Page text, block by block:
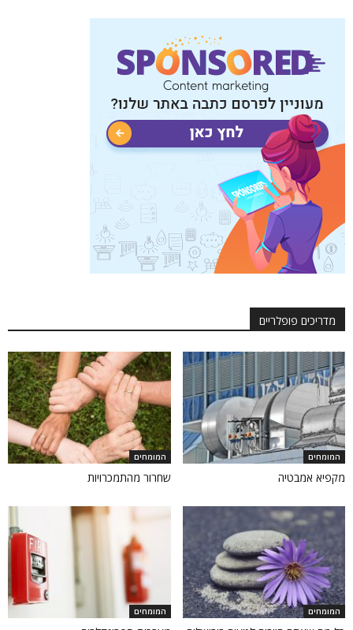
מדריכים פופלריים
המומחים
מקפיא אמבטיה
המומחים
שחרור מהתמכרויות
המומחים המומחים